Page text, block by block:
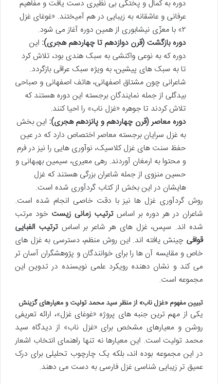
دوره به کمال و پختگی بی نظیری دست یافت و مفاهیم
عرفانی و عاشقانه به زیبایی در هم آمیختند. «غوغای غزل
۲» با معزّی نیشابوری از همین دوره آغاز می شود.
دوره بازگشت (قرن دوازدهم تا چهاردهم هجری): این
دوره که به نوعی واکنشی به سبک هندی بود، تلاش کرد
تا به سبک های پیشین، به ویژه سبک عراقی بازگردد.
شاعرانی چون مشتاق اصفهانی، هاتف اصفهانی و صباحی
بیدگلی از جمله نمایندگان برجسته این دوره هستند که
تلاش کردند تا جوهره «غزل ناب» را احیا کنند.
دوره معاصر (قرن چهاردهم و پانزدهم هجری): این بخش
به غزل سرایان برجسته معاصر اختصاص دارد که در عین
حفظ سنت های غزل کلاسیک، نوآوری هایی را نیز در فرم
و محتوا به ارمغان آوردند. رهی معیری، سیمین بهبهانی و
حسین منزوی از جمله شاعران بزرگی هستند که غزل
هایشان در این بخش از کتاب گردآوری شده است.
روش گردآوری غزل ها نیز با دقت خاصی انجام شده است.
شاعران در هر دوره بر اساس ترتیب زمانی زیست خود مرتب
شده اند. سپس، غزل های هر شاعر بر اساسترتیب الفبایی
قوافی چینش یافته اند. این روش منظم، دسترسی به غزل های
خاص و مقایسه آن ها را برای خوانندگان و پژوهشگران آسان تر
می کند و نشان دهنده رویکرد علمی نویسنده در تدوین این
مجموعه است.
تبیین مفهوم «غزل ناب» از منظر سید محمد تولیت و معیارهای گزینش
یکی از مهم ترین جنبه های پروژه «غوغای غزل»، ارائه تعریفی
روشن و معیارهای مشخص برای «غزل ناب» از دیدگاه سید
محمد تولیت است. این معیارها نه تنها راهنمای انتخاب اشعار
در این مجموعه بوده اند، بلکه یک چارچوب تحلیلی برای درک
عمیق تر زیبایی شناسی غزل فارسی به دست می دهند.